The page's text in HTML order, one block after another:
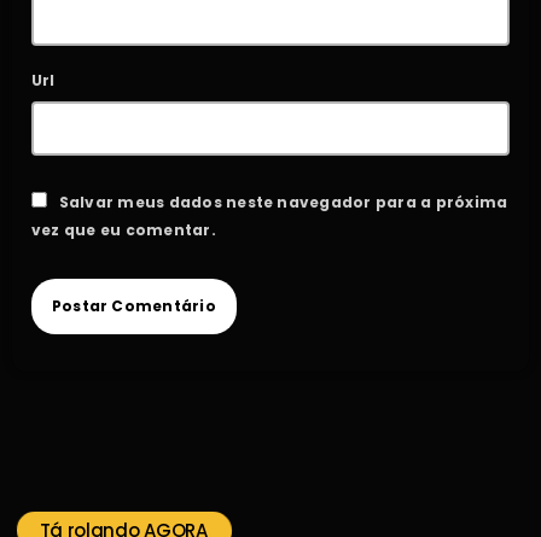
Url
Salvar meus dados neste navegador para a próxima
vez que eu comentar.
Tá rolando AGORA